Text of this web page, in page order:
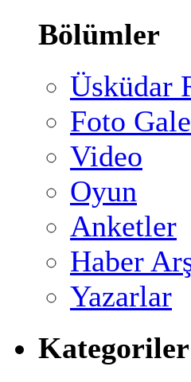
Bölümler
Üsküdar
Foto
Video
Oyun
Anketler
Haber
Yazarlar
Kategoriler